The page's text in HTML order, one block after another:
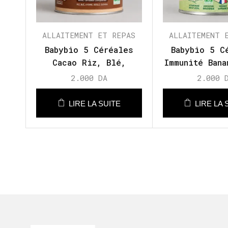
ALLAITEMENT ET REPAS
Babybio 5 Céréales
Cacao Riz, Blé,
Avoine, Seigle,
Quinoa
2.000 DA
LIRE LA SUITE
ALLAITEMENT
Babybio 5
Immunité
Riz, Blé,
Seigle,
mois+
2.000
LIRE LA